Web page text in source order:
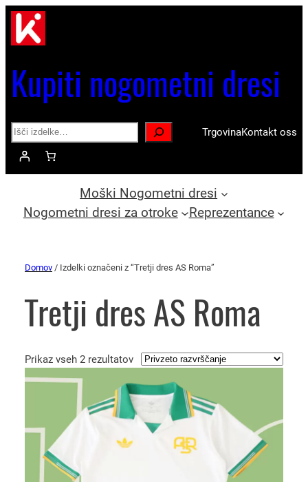
Kupiti nogometni dresi
Search TrgovinaKontakt oss
Moški Nogometni dresi
Nogometni dresi za otroke
Reprezentance
Domov / Izdelki označeni z “Tretji dres AS Roma”
Tretji dres AS Roma
Prikaz vseh 2 rezultatov